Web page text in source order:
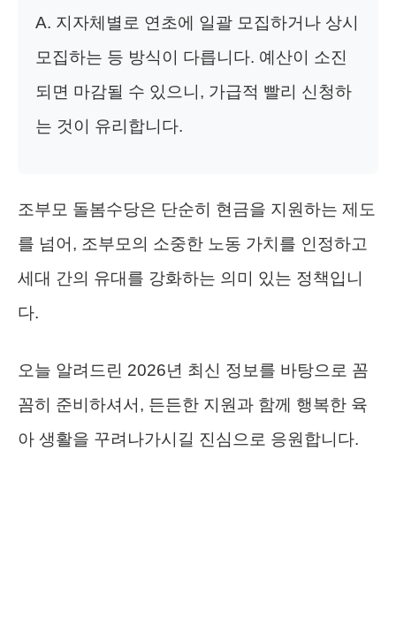
A. 지자체별로 연초에 일괄 모집하거나 상시
모집하는 등 방식이 다릅니다. 예산이 소진
되면 마감될 수 있으니, 가급적 빨리 신청하
는 것이 유리합니다.
조부모 돌봄수당은 단순히 현금을 지원하는 제도
를 넘어, 조부모의 소중한 노동 가치를 인정하고
세대 간의 유대를 강화하는 의미 있는 정책입니
다.
오늘 알려드린 2026년 최신 정보를 바탕으로 꼼
꼼히 준비하셔서, 든든한 지원과 함께 행복한 육
아 생활을 꾸려나가시길 진심으로 응원합니다.